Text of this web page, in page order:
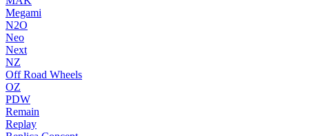
Megami
N2O
Neo
Next
NZ
Off Road Wheels
OZ
PDW
Remain
Replay